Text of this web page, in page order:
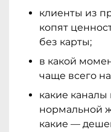
клиенты из
копят
без карты;
в какой
чаще всего
какие каналы
нормальной
какие —